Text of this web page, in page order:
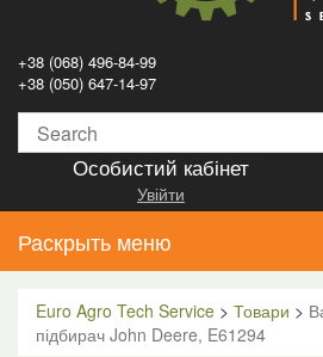
+38 (068) 496-84-99
+38 (050) 647-14-97
Особистий кабінет
Увійти
Раскрыть меню
Euro Agro Tech Service > Товари >
підбирач John Deere, E61294